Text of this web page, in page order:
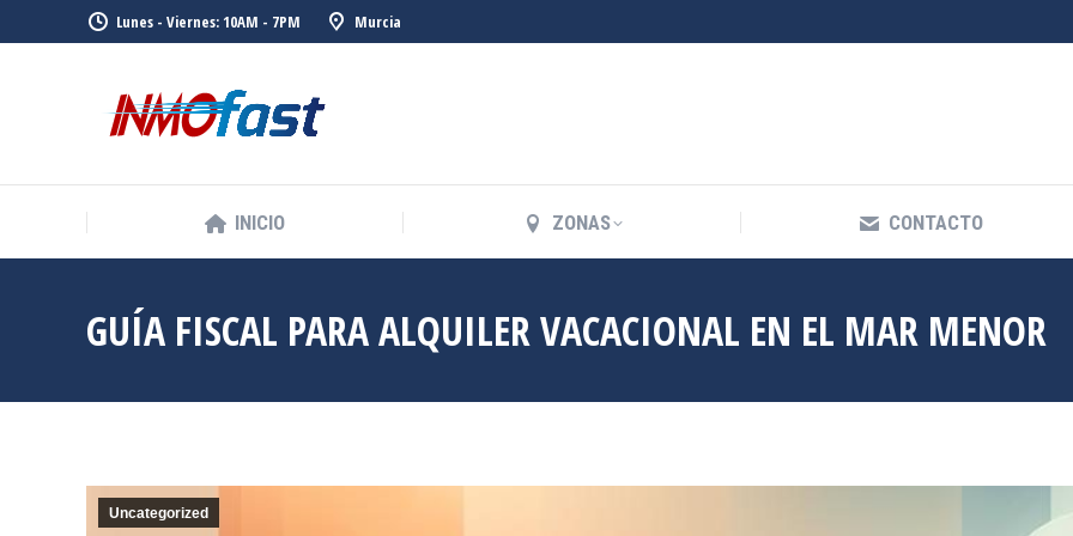
Lunes - Viernes: 10AM - 7PM Murcia
INICIO ZONAS CONTACTO
GUÍA FISCAL PARA ALQUILER VACACIONAL EN EL MAR MENOR
Uncategorized
INICIO ZONAS CONTACTO